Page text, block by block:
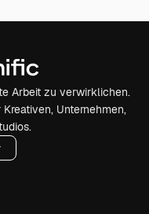
Arbeit zu verwirklichen.
Unternehmen,